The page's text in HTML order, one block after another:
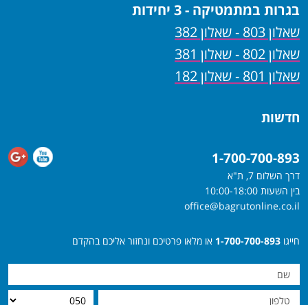
בגרות במתמטיקה - 3 יחידות
שאלון 803 - שאלון 382
שאלון 802 - שאלון 381
שאלון 801 - שאלון 182
חדשות
1-700-700-893
דרך השלום 7, ת"א
בין השעות 10:00-18:00
office@bagrutonline.co.il
חייגו 1-700-700-893 או מלאו פרטיכם ונחזור אליכם בהקדם